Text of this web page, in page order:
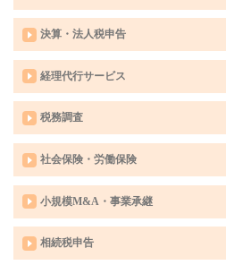
決算・法人税申告
経理代行サービス
税務調査
社会保険・労働保険
小規模M&A・事業承継
相続税申告